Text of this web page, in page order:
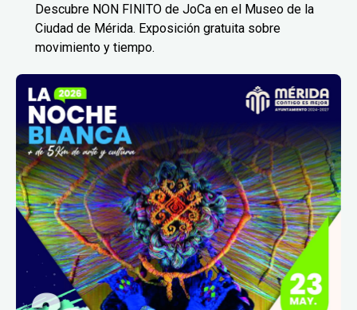
Descubre NON FINITO de JoCa en el Museo de la
Ciudad de Mérida. Exposición gratuita sobre
movimiento y tiempo.